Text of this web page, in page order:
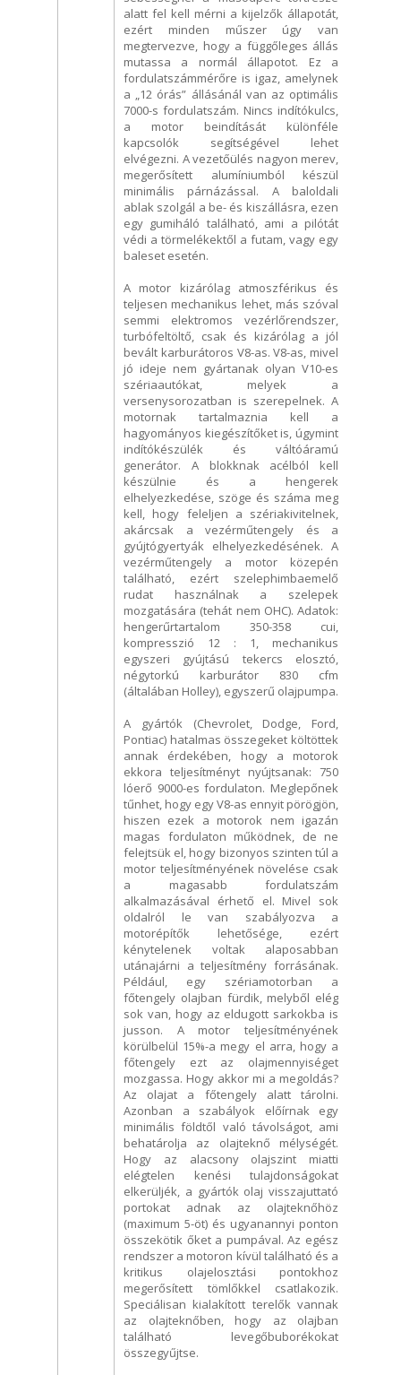
alatt fel kell mérni a kijelzők állapotát,
ezért minden műszer úgy van
megtervezve, hogy a függőleges állás
mutassa a normál állapotot. Ez a
fordulatszámmérőre is igaz, amelynek
a „12 órás” állásánál van az optimális
7000-s fordulatszám. Nincs indítókulcs,
a motor beindítását különféle
kapcsolók segítségével lehet
elvégezni. A vezetőülés nagyon merev,
megerősített alumíniumból készül
minimális párnázással. A baloldali
ablak szolgál a be- és kiszállásra, ezen
egy gumiháló található, ami a pilótát
védi a törmelékektől a futam, vagy egy
baleset esetén.
A motor kizárólag atmoszférikus és
teljesen mechanikus lehet, más szóval
semmi elektromos vezérlőrendszer,
turbófeltöltő, csak és kizárólag a jól
bevált karburátoros V8-as. V8-as, mivel
jó ideje nem gyártanak olyan V10-es
szériaautókat, melyek a
versenysorozatban is szerepelnek. A
motornak tartalmaznia kell a
hagyományos kiegészítőket is, úgymint
indítókészülék és váltóáramú
generátor. A blokknak acélból kell
készülnie és a hengerek
elhelyezkedése, szöge és száma meg
kell, hogy feleljen a szériakivitelnek,
akárcsak a vezérműtengely és a
gyújtógyertyák elhelyezkedésének. A
vezérműtengely a motor közepén
található, ezért szelephimbaemelő
rudat használnak a szelepek
mozgatására (tehát nem OHC). Adatok:
hengerűrtartalom 350-358 cui,
kompresszió 12 : 1, mechanikus
egyszeri gyújtású tekercs elosztó,
négytorkú karburátor 830 cfm
(általában Holley), egyszerű olajpumpa.
A gyártók (Chevrolet, Dodge, Ford,
Pontiac) hatalmas összegeket költöttek
annak érdekében, hogy a motorok
ekkora teljesítményt nyújtsanak: 750
lóerő 9000-es fordulaton. Meglepőnek
tűnhet, hogy egy V8-as ennyit pörögjön,
hiszen ezek a motorok nem igazán
magas fordulaton működnek, de ne
felejtsük el, hogy bizonyos szinten túl a
motor teljesítményének növelése csak
a magasabb fordulatszám
alkalmazásával érhető el. Mivel sok
oldalról le van szabályozva a
motorépítők lehetősége, ezért
kénytelenek voltak alaposabban
utánajárni a teljesítmény forrásának.
Például, egy szériamotorban a
főtengely olajban fürdik, melyből elég
sok van, hogy az eldugott sarkokba is
jusson. A motor teljesítményének
körülbelül 15%-a megy el arra, hogy a
főtengely ezt az olajmennyiséget
mozgassa. Hogy akkor mi a megoldás?
Az olajat a főtengely alatt tárolni.
Azonban a szabályok előírnak egy
minimális földtől való távolságot, ami
behatárolja az olajteknő mélységét.
Hogy az alacsony olajszint miatti
elégtelen kenési tulajdonságokat
elkerüljék, a gyártók olaj visszajuttató
portokat adnak az olajteknőhöz
(maximum 5-öt) és ugyanannyi ponton
összekötik őket a pumpával. Az egész
rendszer a motoron kívül található és a
kritikus olajelosztási pontokhoz
megerősített tömlőkkel csatlakozik.
Speciálisan kialakított terelők vannak
az olajteknőben, hogy az olajban
található levegőbuborékokat
összegyűjtse.